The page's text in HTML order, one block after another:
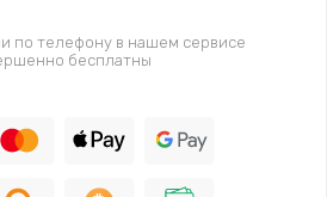
петель крышки
990 руб.
по телефону в нашем сервисе
бесплатны